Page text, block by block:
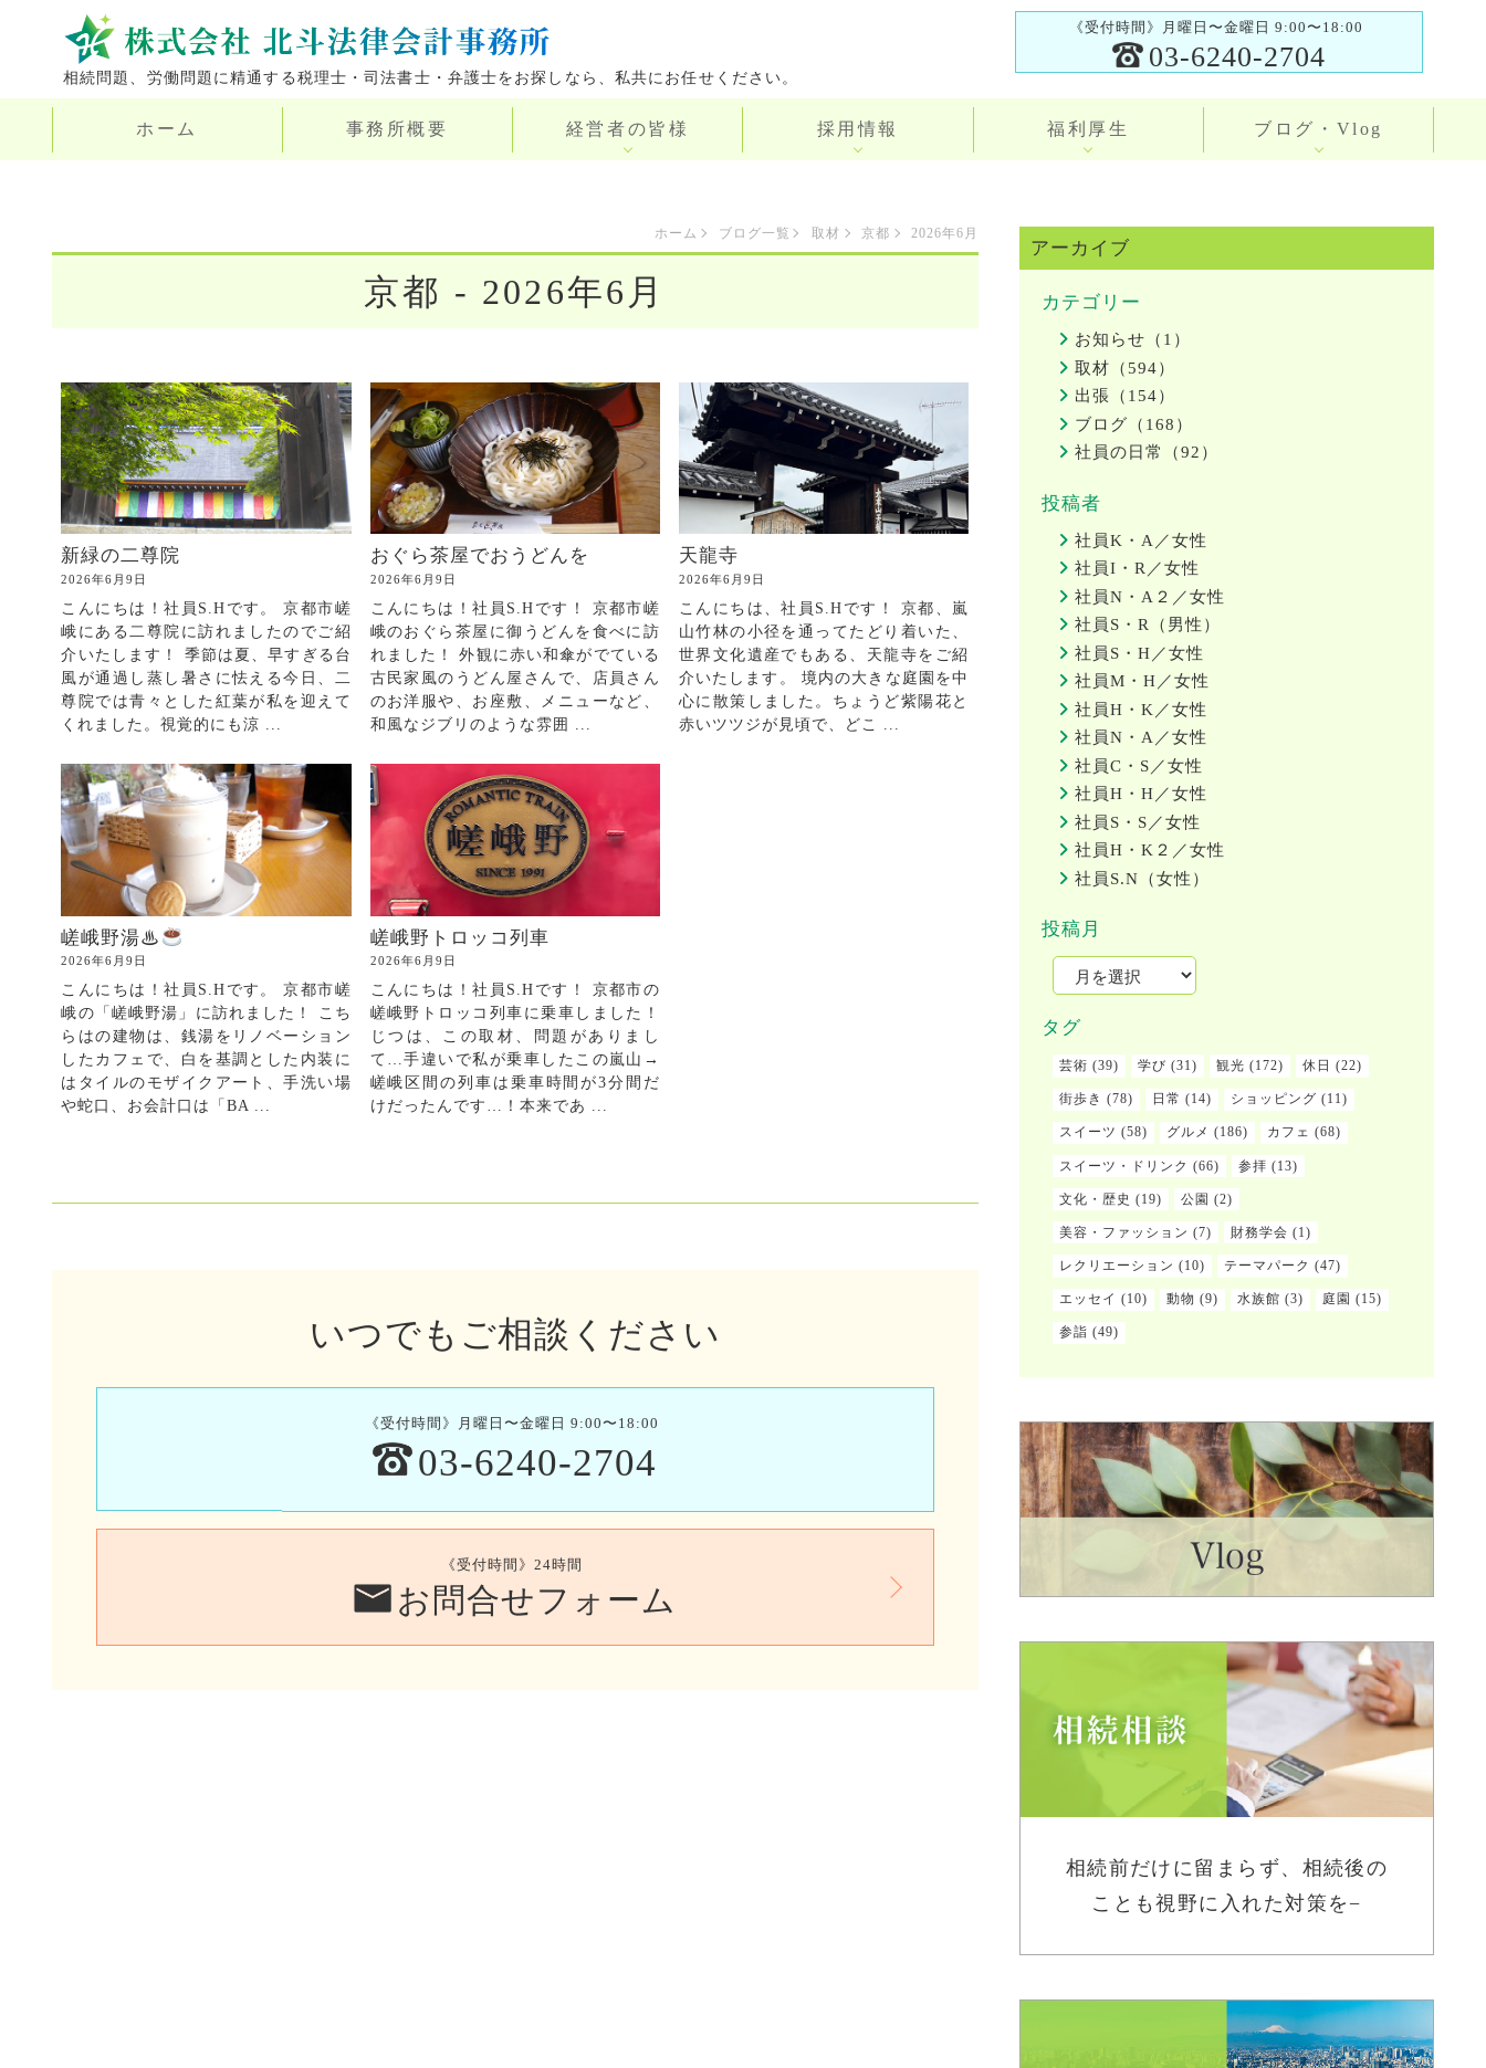
相続問題、労働問題に精通する税理士・司法書士・弁護士をお探しなら、私共にお任せください。
《受付時間》月曜日〜金曜日 9:00〜18:00
03-6240-2704
ホーム 事務所概要 経営者の皆様 採用情報 福利厚生 ブログ・Vlog
ホーム ブログ一覧 取材 京都 2026年6月
京都 - 2026年6月
新緑の二尊院
2026年6月9日
こんにちは！社員S.Hです。 京都市嵯
峨にある二尊院に訪れましたのでご紹
介いたします！ 季節は夏、早すぎる台
風が通過し蒸し暑さに怯える今日、二
尊院では青々とした紅葉が私を迎えて
くれました。視覚的にも涼 ...
おぐら茶屋でおうどんを
2026年6月9日
こんにちは！社員S.Hです！ 京都市嵯
峨のおぐら茶屋に御うどんを食べに訪
れました！ 外観に赤い和傘がでている
古民家風のうどん屋さんで、店員さん
のお洋服や、お座敷、メニューなど、
和風なジブリのような雰囲 ...
天龍寺
2026年6月9日
こんにちは、社員S.Hです！ 京都、嵐
山竹林の小径を通ってたどり着いた、
世界文化遺産でもある、天龍寺をご紹
介いたします。 境内の大きな庭園を中
心に散策しました。ちょうど紫陽花と
赤いツツジが見頃で、どこ ...
嵯峨野湯♨
2026年6月9日
こんにちは！社員S.Hです。 京都市嵯
峨の「嵯峨野湯」に訪れました！ こち
らはの建物は、銭湯をリノベーション
したカフェで、白を基調とした内装に
はタイルのモザイクアート、手洗い場
や蛇口、お会計口は「BA ...
嵯峨野トロッコ列車
2026年6月9日
こんにちは！社員S.Hです！ 京都市の
嵯峨野トロッコ列車に乗車しました！
じつは、この取材、問題がありまし
て…手違いで私が乗車したこの嵐山→
嵯峨区間の列車は乗車時間が3分間だ
けだったんです…！本来であ ...
いつでもご相談ください
《受付時間》月曜日〜金曜日 9:00〜18:00
03-6240-2704
《受付時間》24時間
お問合せフォーム
アーカイブ
カテゴリー
お知らせ（1）
取材（594）
出張（154）
ブログ（168）
社員の日常（92）
投稿者
社員K・A／女性
社員I・R／女性
社員N・A２／女性
社員S・R（男性）
社員S・H／女性
社員M・H／女性
社員H・K／女性
社員N・A／女性
社員C・S／女性
社員H・H／女性
社員S・S／女性
社員H・K２／女性
社員S.N（女性）
投稿月
タグ
芸術 (39) 学び (31) 観光 (172) 休日 (22)
街歩き (78) 日常 (14) ショッピング (11)
スイーツ (58) グルメ (186) カフェ (68)
スイーツ・ドリンク (66) 参拝 (13)
文化・歴史 (19) 公園 (2)
美容・ファッション (7) 財務学会 (1)
レクリエーション (10) テーマパーク (47)
エッセイ (10) 動物 (9) 水族館 (3) 庭園 (15)
参詣 (49)
相続前だけに留まらず、相続後の
ことも視野に入れた対策を−